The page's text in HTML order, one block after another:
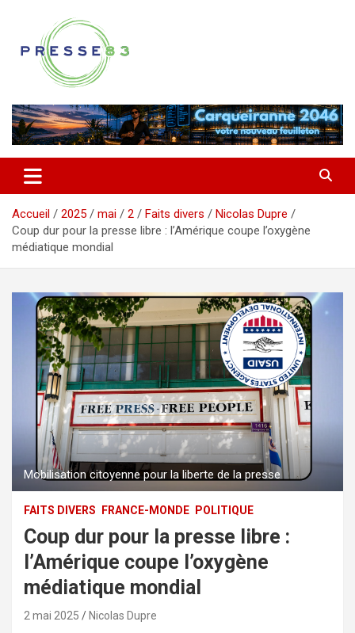
contenu
Presse 83
Accueil 2025 mai 2 Faits divers
Nicolas Dupre
Coup dur pour la presse libre : l’Amérique coupe l’oxygène
médiatique mondial
Mobilisation citoyenne pour la liberte de la presse
FAITS DIVERS FRANCE-MONDE POLITIQUE
Coup dur pour la presse libre :
l’Amérique coupe l’oxygène
médiatique mondial
2 mai 2025 Nicolas Dupre